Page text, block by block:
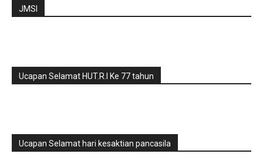
JMSI
Ucapan Selamat HUT.R.I Ke 77 tahun
Ucapan Selamat hari kesaktian pancasila